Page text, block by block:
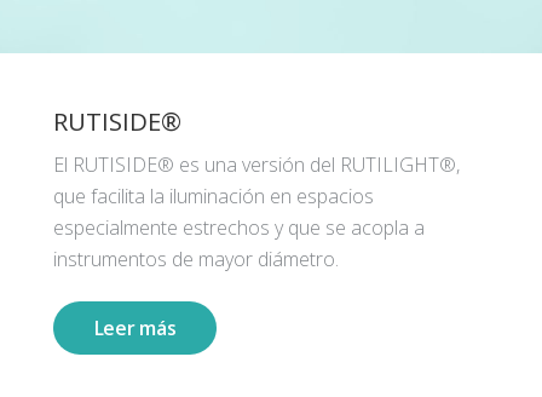
RUTISIDE®
El RUTISIDE® es una versión del RUTILIGHT®,
que facilita la iluminación en espacios
especialmente estrechos y que se acopla a
instrumentos de mayor diámetro.
Leer más